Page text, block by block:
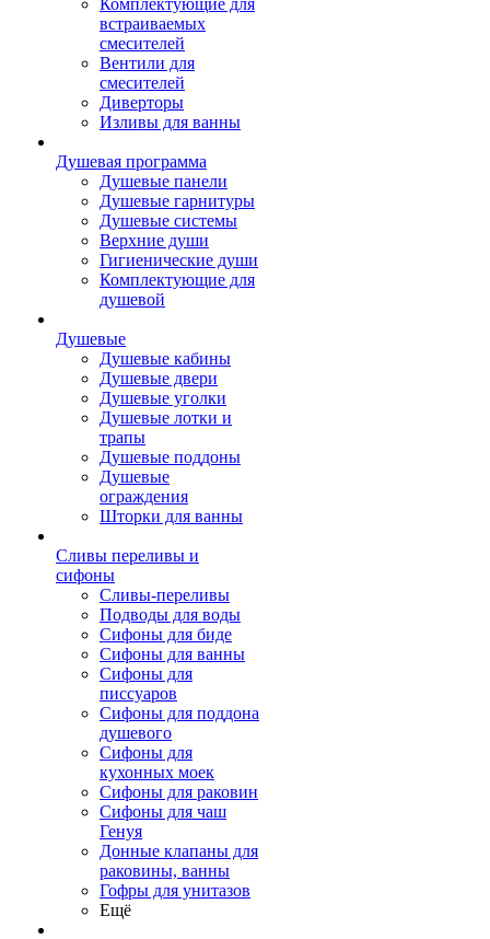
Комплектующие для
встраиваемых
смесителей
Вентили для
смесителей
Диверторы
Изливы для ванны
Душевая программа
Душевые панели
Душевые гарнитуры
Душевые системы
Верхние души
Гигиенические души
Комплектующие для
душевой
Душевые
Душевые кабины
Душевые двери
Душевые уголки
Душевые лотки и
трапы
Душевые поддоны
Душевые
ограждения
Шторки для ванны
Сливы переливы и
сифоны
Сливы-переливы
Подводы для воды
Сифоны для биде
Сифоны для ванны
Сифоны для
писсуаров
Сифоны для поддона
душевого
Сифоны для
кухонных моек
Сифоны для раковин
Сифоны для чаш
Генуя
Донные клапаны для
раковины, ванны
Гофры для унитазов
Ещё